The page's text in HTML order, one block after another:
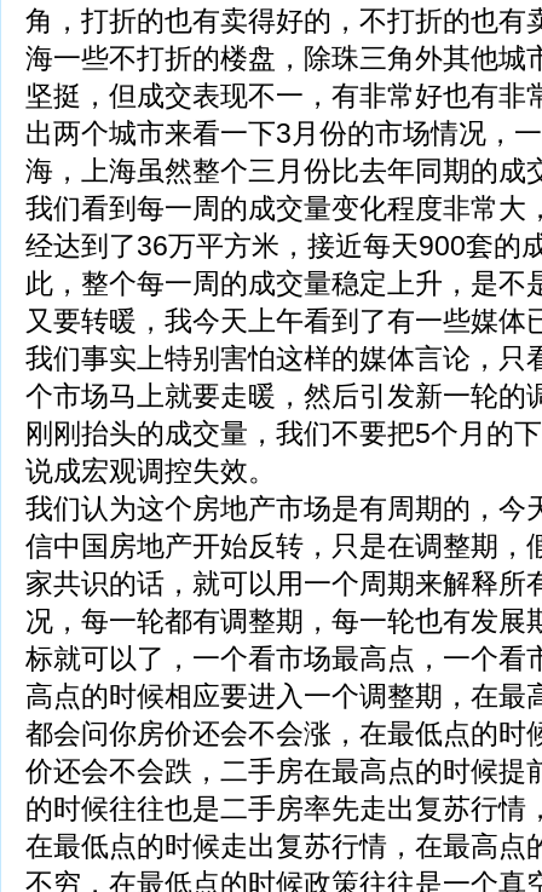
角，打折的也有卖得好的，不打折的也有
海一些不打折的楼盘，除珠三角外其他城
坚挺，但成交表现不一，有非常好也有非
出两个城市来看一下3月份的市场情况，
海，上海虽然整个三月份比去年同期的成
我们看到每一周的成交量变化程度非常大
经达到了36万平方米，接近每天900套的
此，整个每一周的成交量稳定上升，是不
又要转暖，我今天上午看到了有一些媒体
我们事实上特别害怕这样的媒体言论，只
个市场马上就要走暖，然后引发新一轮的
刚刚抬头的成交量，我们不要把5个月的
说成宏观调控失效。
我们认为这个房地产市场是有周期的，今
信中国房地产开始反转，只是在调整期，
家共识的话，就可以用一个周期来解释所
况，每一轮都有调整期，每一轮也有发展
标就可以了，一个看市场最高点，一个看
高点的时候相应要进入一个调整期，在最
都会问你房价还会不会涨，在最低点的时
价还会不会跌，二手房在最高点的时候提
的时候往往也是二手房率先走出复苏行情
在最低点的时候走出复苏行情，在最高点
不穷，在最低点的时候政策往往是一个真